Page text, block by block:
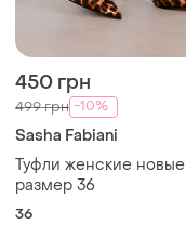
450 грн
499 грн -10%
Sasha Fabiani
Туфли женские новые
размер 36
36